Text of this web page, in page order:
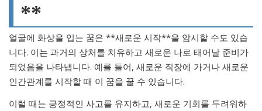
**
얼굴에 화상을 입는 꿈은 **새로운 시작**을 암시할 수도 있습
니다. 이는 과거의 상처를 치유하고 새로운 나로 태어날 준비가
되었음을 나타냅니다. 예를 들어, 새로운 직장에 가거나 새로운
인간관계를 시작할 때 이 꿈을 꿀 수 있습니다.
이럴 때는 긍정적인 사고를 유지하고, 새로운 기회를 두려워하